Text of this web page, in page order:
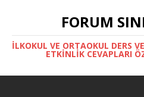
FORUM
İLKOKUL VE ORTAOKUL DERS
ETKINLIK CEVAPLARI